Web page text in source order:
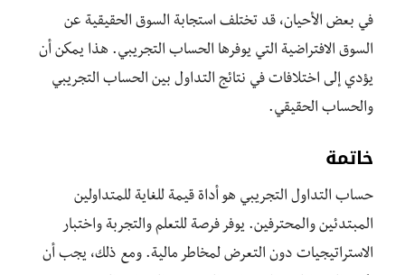
في بعض الأحيان، قد تختلف استجابة السوق الحقيقية عن
السوق الافتراضية التي يوفرها الحساب التجريبي. هذا يمكن أن
يؤدي إلى اختلافات في نتائج التداول بين الحساب التجريبي
والحساب الحقيقي.
خاتمة
حساب التداول التجريبي هو أداة قيمة للغاية للمتداولين
المبتدئين والمحترفين. يوفر فرصة للتعلم والتجربة واختبار
الاستراتيجيات دون التعرض لمخاطر مالية. ومع ذلك، يجب أن